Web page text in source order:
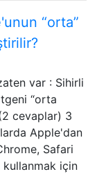
“orta”
var : Sihirli
“orta
cevaplar) 3
Apple'dan
Safari
kullanmak için